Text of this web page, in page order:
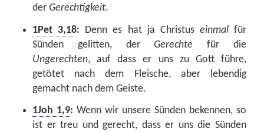
der Gerechtigkeit.
1Pet 3,18: Denn es hat ja Christus einmalfür
Sünden gelitten, derGerechte für die
Ungerechten, auf dass er uns zu Gott führe,
getötet nach dem Fleische, aber lebendig
gemacht nach dem Geiste.
1Joh 1,9: Wenn wir unsere Sünden bekennen, so
ist er treu und gerecht, dass er uns die Sünden